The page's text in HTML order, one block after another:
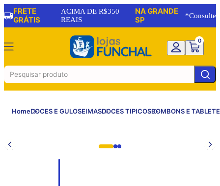
FRETE
GRÁTIS
ACIMA DE R$350
REAIS
NA GRANDE
SP
*Consulte
0
HomeDOCES E GULOSEIMASDOCES TIPICOSBOMBONS E